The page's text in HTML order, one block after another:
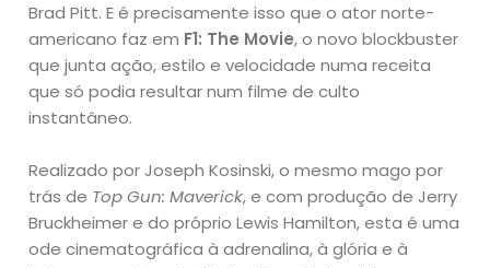
Brad Pitt. E é precisamente isso que o ator norte-
americano faz em F1: The Movie, o novo blockbuster
que junta ação, estilo e velocidade numa receita
que só podia resultar num filme de culto
instantâneo.
Realizado por Joseph Kosinski, o mesmo mago por
trás de Top Gun: Maverick, e com produção de Jerry
Bruckheimer e do próprio Lewis Hamilton, esta é uma
ode cinematográfica à adrenalina, à glória e à